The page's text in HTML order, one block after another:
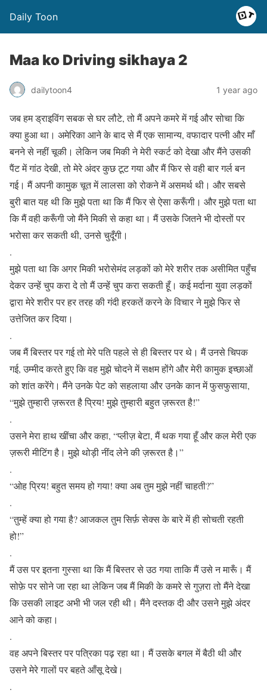
Daily Toon
Maa ko Driving sikhaya 2
dailytoon4 1 year ago
जब हम ड्राइविंग सबक से घर लौटे, तो मैं अपने कमरे में गई और सोचा कि
क्या हुआ था। अमेरिका आने के बाद से मैं एक सामान्य, वफादार पत्नी और माँ
बनने से नहीं चूकी। लेकिन जब मिकी ने मेरी स्कर्ट को देखा और मैंने उसकी
पैंट में गांठ देखी, तो मेरे अंदर कुछ टूट गया और मैं फिर से वही बार गर्ल बन
गई। मैं अपनी कामुक चूत में लालसा को रोकने में असमर्थ थी। और सबसे
बुरी बात यह थी कि मुझे पता था कि मैं फिर से ऐसा करूँगी। और मुझे पता था
कि मैं वही करूँगी जो मैंने मिकी से कहा था। मैं उसके जितने भी दोस्तों पर
भरोसा कर सकती थी, उनसे चुदूँगी।
.
मुझे पता था कि अगर मिकी भरोसेमंद लड़कों को मेरे शरीर तक असीमित पहुँच
देकर उन्हें चुप करा दे तो मैं उन्हें चुप करा सकती हूँ। कई मर्दाना युवा लड़कों
द्वारा मेरे शरीर पर हर तरह की गंदी हरकतें करने के विचार ने मुझे फिर से
उत्तेजित कर दिया।
.
जब मैं बिस्तर पर गई तो मेरे पति पहले से ही बिस्तर पर थे। मैं उनसे चिपक
गई, उम्मीद करते हुए कि वह मुझे चोदने में सक्षम होंगे और मेरी कामुक इच्छाओं
को शांत करेंगे। मैंने उनके पेट को सहलाया और उनके कान में फुसफुसाया,
“मुझे तुम्हारी ज़रूरत है प्रिय! मुझे तुम्हारी बहुत ज़रूरत है!”
.
उसने मेरा हाथ खींचा और कहा, “प्लीज़ बेटा, मैं थक गया हूँ और कल मेरी एक
ज़रूरी मीटिंग है। मुझे थोड़ी नींद लेने की ज़रूरत है।”
.
“ओह प्रिय! बहुत समय हो गया! क्या अब तुम मुझे नहीं चाहती?”
.
“तुम्हें क्या हो गया है? आजकल तुम सिर्फ़ सेक्स के बारे में ही सोचती रहती
हो!”
.
मैं उस पर इतना गुस्सा था कि मैं बिस्तर से उठ गया ताकि मैं उसे न मारूँ। मैं
सोफ़े पर सोने जा रहा था लेकिन जब मैं मिकी के कमरे से गुज़रा तो मैंने देखा
कि उसकी लाइट अभी भी जल रही थी। मैंने दस्तक दी और उसने मुझे अंदर
आने को कहा।
.
वह अपने बिस्तर पर पत्रिका पढ़ रहा था। मैं उसके बगल में बैठी थी और
उसने मेरे गालों पर बहते आँसू देखे।
.